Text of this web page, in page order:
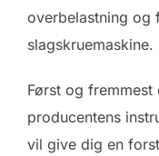
overbelastning
slagskruemaskine.
Først og
producentens
vil give dig en